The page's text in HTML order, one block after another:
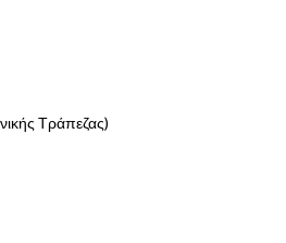
Τράπεζας)